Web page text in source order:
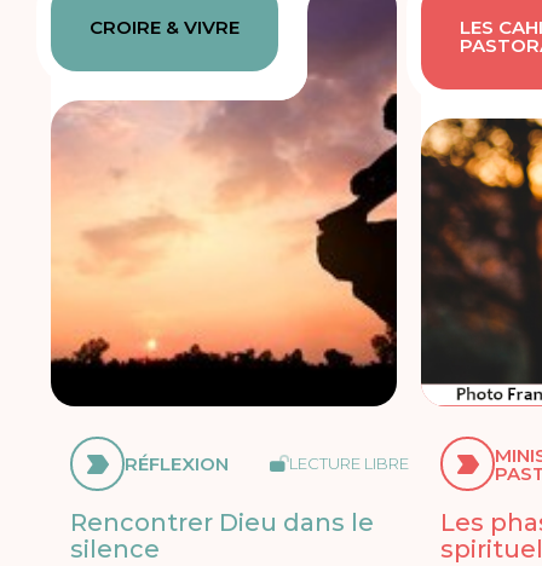
CROIRE & VIVRE
RÉFLEXION LECTURE LIBRE
Rencontrer Dieu dans le
silence
LES
Les